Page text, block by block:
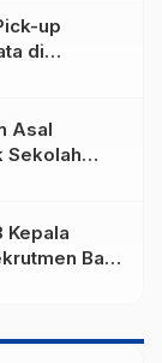
up
di
Asal
Sekolah
Kepala
Baru
yang